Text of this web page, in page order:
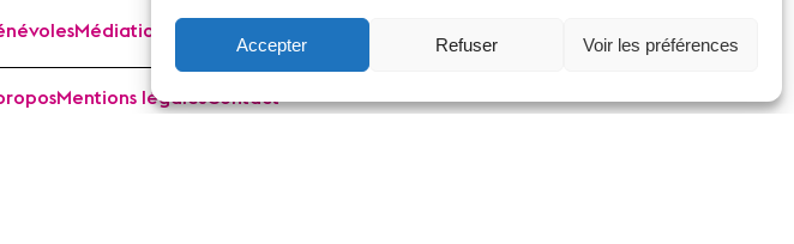
Accepter Refuser Voir les préférences
Médiation
Mentions légalesContact